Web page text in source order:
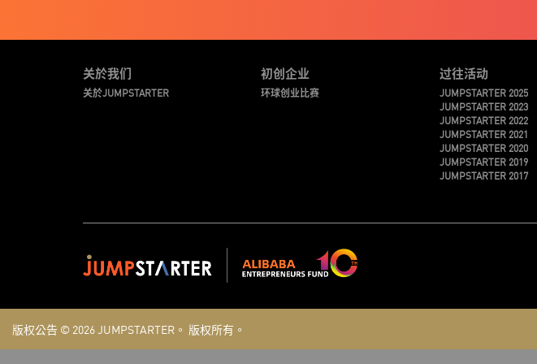
关於我们
关於JUMPSTARTER
初创企业
环球创业比赛
过往活动
JUMPSTARTER 2025
JUMPSTARTER 2023
JUMPSTARTER 2022
JUMPSTARTER 2021
JUMPSTARTER 2020
JUMPSTARTER 2019
JUMPSTARTER 2017
版权公告 © 2026JUMPSTARTER。 版权所有。